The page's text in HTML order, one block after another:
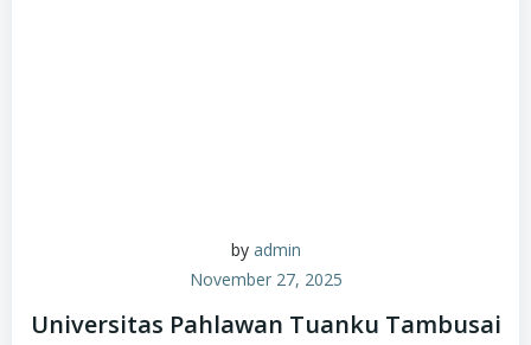
by admin
November 27, 2025
Universitas Pahlawan Tuanku Tambusai